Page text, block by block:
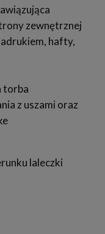
zewnętrznej
hafty,
torba
z uszami oraz
laleczki